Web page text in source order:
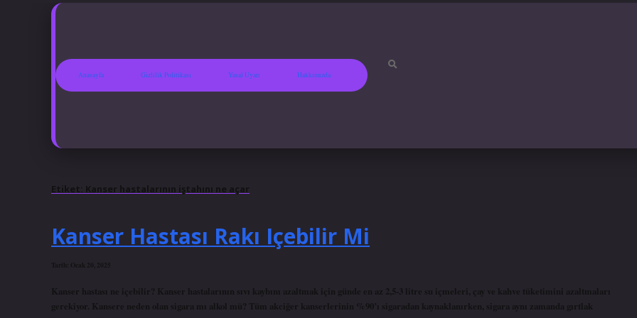
Anasayfa Gizlilik Politikası Yasal Uyarı Hakkımızda
Etiket: Kanser hastalarının iştahını ne açar
Kanser Hastası Rakı Içebilir Mi
Tarih: Ocak 20, 2025
Kanser hastası ne içebilir? Kanser hastalarının sıvı kaybını azaltmak için günde en az 2,5-3 litre su içmeleri, çay ve kahve tüketimini azaltmaları
gerekiyor. Kansere neden olan sigara mı alkol mü? Tüm akciğer kanserlerinin %90’ı sigaradan kaynaklanırken, sigara aynı zamanda gırtlak